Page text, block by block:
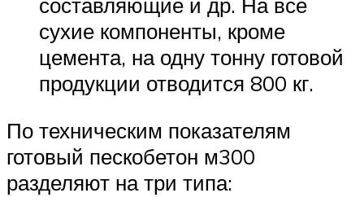
сухие компоненты, кроме
цемента, на одну тонну готовой
продукции отводится 800 кг.
По техническим показателям
готовый пескобетон м300
разделяют на три типа: